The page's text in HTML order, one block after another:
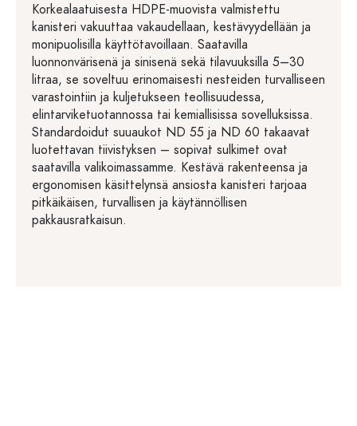
Korkealaatuisesta HDPE-muovista valmistettu
kanisteri vakuuttaa vakaudellaan, kestävyydellään ja
monipuolisilla käyttötavoillaan. Saatavilla
luonnonvärisenä ja sinisenä sekä tilavuuksilla 5–30
litraa, se soveltuu erinomaisesti nesteiden turvalliseen
varastointiin ja kuljetukseen teollisuudessa,
elintarviketuotannossa tai kemiallisissa sovelluksissa.
Standardoidut suuaukot ND 55 ja ND 60 takaavat
luotettavan tiivistyksen – sopivat sulkimet ovat
saatavilla valikoimassamme. Kestävä rakenteensa ja
ergonomisen käsittelynsä ansiosta kanisteri tarjoaa
pitkäikäisen, turvallisen ja käytännöllisen
pakkausratkaisun.